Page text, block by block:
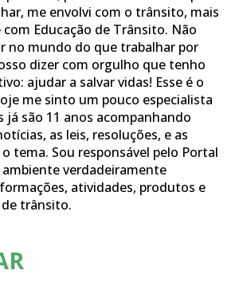
me envolvi com o trânsito, mais
Educação de Trânsito. Não
no mundo do que trabalhar por
dizer com orgulho que tenho
ajudar a salvar vidas! Esse é o
me sinto um pouco especialista
já são 11 anos acompanhando
as leis, resoluções, e as
tema. Sou responsável pelo Portal
verdadeiramente
atividades, produtos e
de trânsito.